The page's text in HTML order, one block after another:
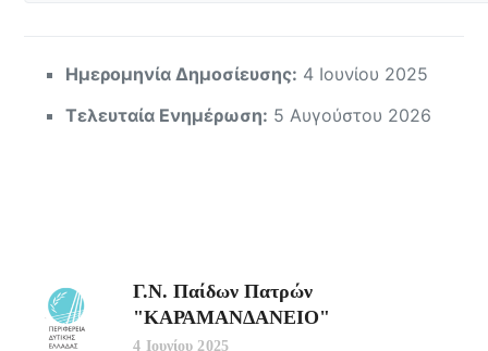
Ημερομηνία Δημοσίευσης: 4 Ιουνίου 2025
Τελευταία Ενημέρωση: 5 Αυγούστου 2026
Γ.Ν. Παίδων Πατρών
"ΚΑΡΑΜΑΝΔΑΝΕΙΟ"
4 Ιουνίου 2025